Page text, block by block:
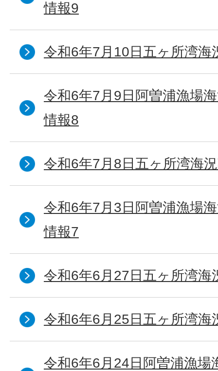
情報9
令和6年7月10日五ヶ所湾海
令和6年7月9日阿曽浦漁場
情報8
令和6年7月8日五ヶ所湾海
令和6年7月3日阿曽浦漁場
情報7
令和6年6月27日五ヶ所湾海
令和6年6月25日五ヶ所湾海
令和6年6月24日阿曽浦漁場